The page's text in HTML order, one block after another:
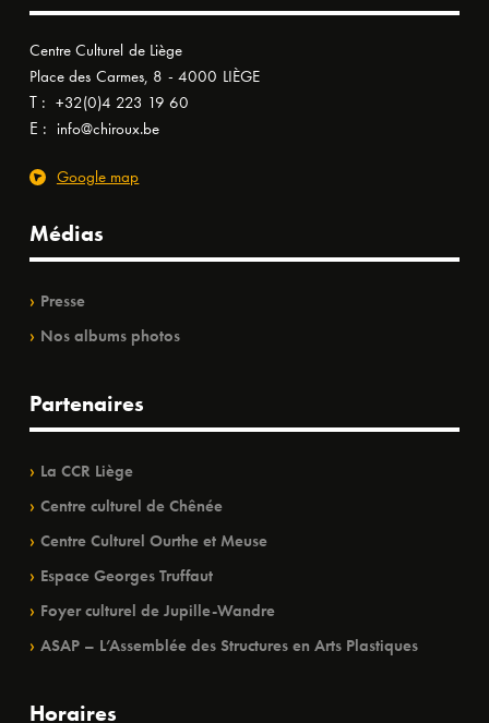
Centre Culturel de Liège
Place des Carmes, 8 - 4000 LIÈGE
T : +32(0)4 223 19 60
E : info@chiroux.be
Google map
Médias
Presse
Nos albums photos
Partenaires
La CCR Liège
Centre culturel de Chênée
Centre Culturel Ourthe et Meuse
Espace Georges Truffaut
Foyer culturel de Jupille-Wandre
ASAP – L’Assemblée des Structures en Arts Plastiques
Horaires